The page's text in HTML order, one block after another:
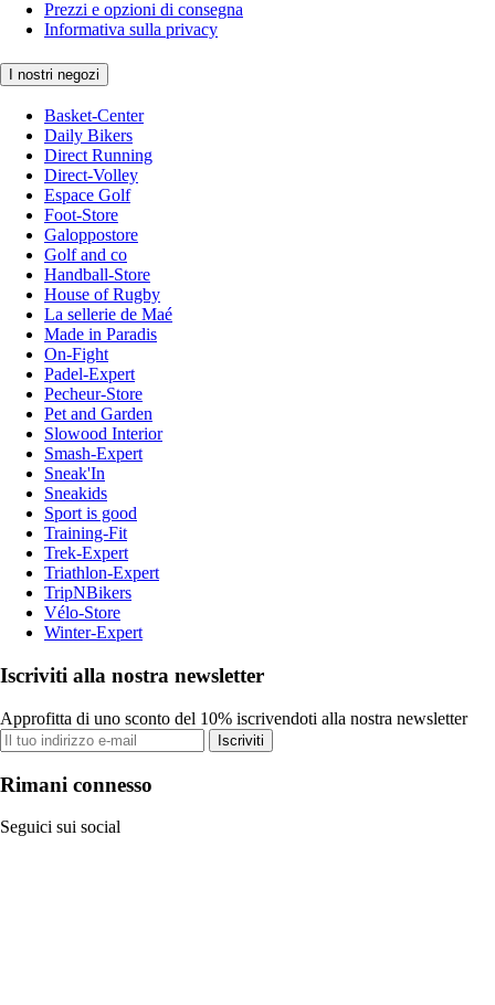
Prezzi e opzioni di consegna
Informativa sulla privacy
I nostri negozi
Basket-Center
Daily Bikers
Direct Running
Direct-Volley
Espace Golf
Foot-Store
Galoppostore
Golf and co
Handball-Store
House of Rugby
La sellerie de Maé
Made in Paradis
On-Fight
Padel-Expert
Pecheur-Store
Pet and Garden
Slowood Interior
Smash-Expert
Sneak'In
Sneakids
Sport is good
Training-Fit
Trek-Expert
Triathlon-Expert
TripNBikers
Vélo-Store
Winter-Expert
Iscriviti alla nostra newsletter
Approfitta di uno sconto del 10% iscrivendoti alla nostra newsletter
Iscriviti
Rimani connesso
Seguici sui social